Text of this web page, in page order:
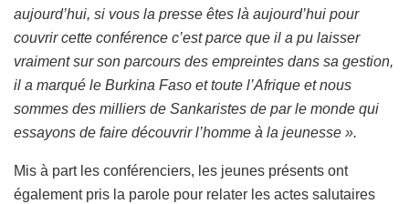
aujourd’hui, si vous la presse êtes là aujourd’hui pour
couvrir cette conférence c’est parce que il a pu laisser
vraiment sur son parcours des empreintes dans sa gestion,
il a marqué le Burkina Faso et toute l’Afrique et nous
sommes des milliers de Sankaristes de par le monde qui
essayons de faire découvrir l’homme à la jeunesse ».
Mis à part les conférenciers, les jeunes présents ont
également pris la parole pour relater les actes salutaires